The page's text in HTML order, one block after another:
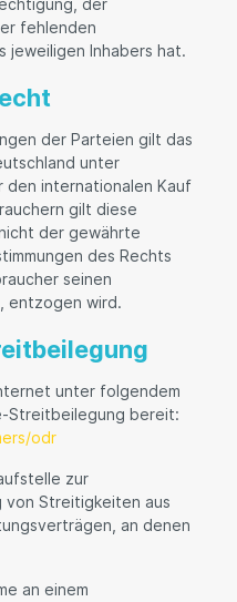
der
fehlenden
jeweiligen Inhabers hat.
der Parteien gilt das
unter
den internationalen Kauf
gilt diese
der gewährte
des Rechts
seinen
entzogen wird.
unter folgendem
Streitbeilegung bereit:
odr
zur
von Streitigkeiten aus
an denen
an einem